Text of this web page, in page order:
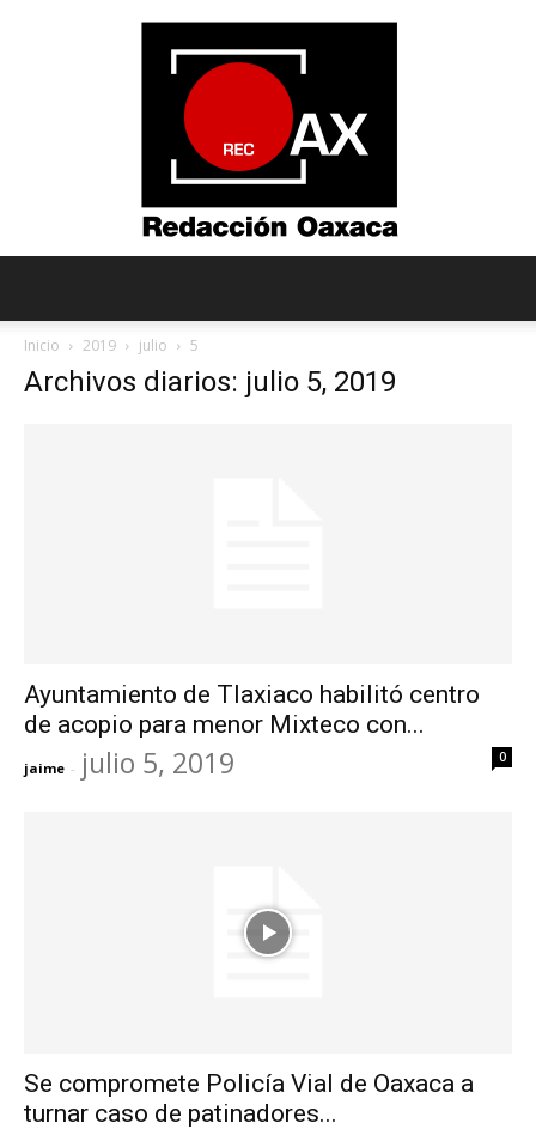
Inicio 2019 julio 5
Archivos diarios: julio 5, 2019
Ayuntamiento de Tlaxiaco habilitó centro
de acopio para menor Mixteco con...
jaime - julio 5, 2019 0
Se compromete Policía Vial de Oaxaca a
turnar caso de patinadores...